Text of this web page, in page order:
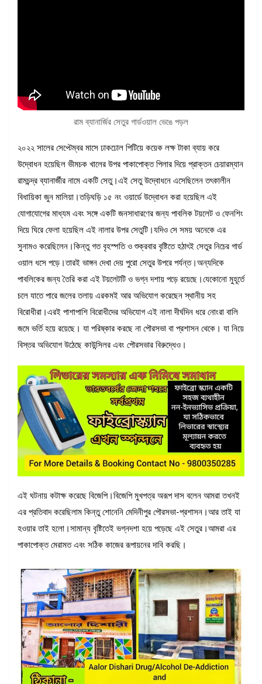
রাম ব্যানার্জির সেতুর গার্ডওয়াল ভেঙে পড়ল
২০২২ সালের সেপ্টেম্বর মাসে ঢাকঢোল পিটিয়ে কয়েক লক্ষ টাকা ব্যায় করে
উদ্বোধন হয়েছিল ভীমচক খালের উপর পাকাপোক্ত পিলার দিয়ে প্রাক্তন চেয়ারম্যান
রামচন্দ্র ব্যানার্জীর নামে একটি সেতু।এই সেতু উদ্বোধনে এসেছিলেন তৎকালীন
বিধায়িকা জুন মালিয়া।তড়িঘড়ি ১৫ নং ওয়ার্ডে উদ্বোধন করা হয়েছিল এই
যোগাযোগের মাধ্যম এবং সঙ্গে একটি জনসাধারণের জন্য পাবলিক টয়লেট ও ফেনশিং
দিয়ে ঘিরে ফেলা হয়েছিল এই নালার উপর সেতুটি।যদিও সে সময় অনেকে এর
সুনামও করেছিলেন।কিন্তু গত বৃহস্পতি ও শুক্রবার বৃষ্টিতে হঠাৎই সেতুর নিচের গার্ড
ওয়াল ধসে পড়ে।তারই ভাঙ্গন দেখা দেয় পুরো সেতুর উপরে পর্যন্ত।অন্যদিকে
পাবলিকের জন্য তৈরি করা এই টয়লেটটি ও ভগ্ন দশায় পড়ে রয়েছে।যেকোনো মুহূর্তে
চলে যাতে পারে জলের তলায় এরকমই আর অভিযোগ করেছেন স্থানীয় সহ
বিরোধীরা।এরই পাশাপাশি বিরোধীদের অভিযোগ এই নালা দীর্ঘদিন ধরে নোংরা বালি
জমে ভর্তি হয়ে রয়েছে। যা পরিষ্কার করছে না পৌরসভা বা প্রশাসন থেকে। যা নিয়ে
বিস্তর অভিযোগ উঠেছে কাউন্সিলর এবং পৌরসভার বিরুদ্ধেও।
এই ঘটনায় কটাক্ষ করেছে বিজেপি।বিজেপি মুখপত্র অরূপ দাস বলেন আমরা তখনই
এর প্রতিবাদ করেছিলাম কিন্তু শোনেনি মেদিনীপুর পৌরসভা-প্রশাসন।আর তাই যা
হওয়ার তাই হলো।সামান্য বৃষ্টিতেই ভগ্নদশা হয়ে পড়েছে এই সেতুর।আমরা এর
পাকাপোক্ত মেরামত এবং সঠিক কাজের রূপায়নের দাবি করছি।